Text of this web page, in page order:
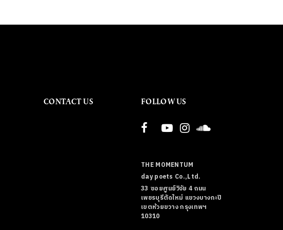
CONTACT US FOLLOW US
THE MOMENTUM
day poets Co.,Ltd.
33 ซอยศูนย์วิจัย 4 ถนน
เพชรบุรีตัดใหม่ แขวงบางกะปิ
เขตห้วยขวาง กรุงเทพฯ
10310